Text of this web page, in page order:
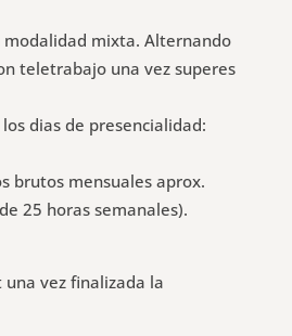
modalidad mixta. Alternando
teletrabajo una vez superes
dias de presencialidad:
brutos mensuales aprox.
25 horas semanales).
vez finalizada la